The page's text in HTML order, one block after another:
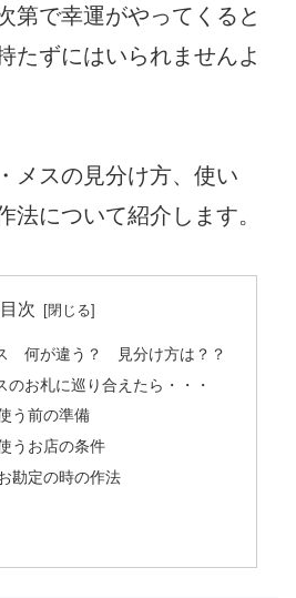
第で幸運がやってくると
たずにはいられませんよ
メスの見分け方、使い
法について紹介します。
目次
何が違う？ 見分け方は？？
お札に巡り合えたら・・・
う前の準備
うお店の条件
勘定の時の作法